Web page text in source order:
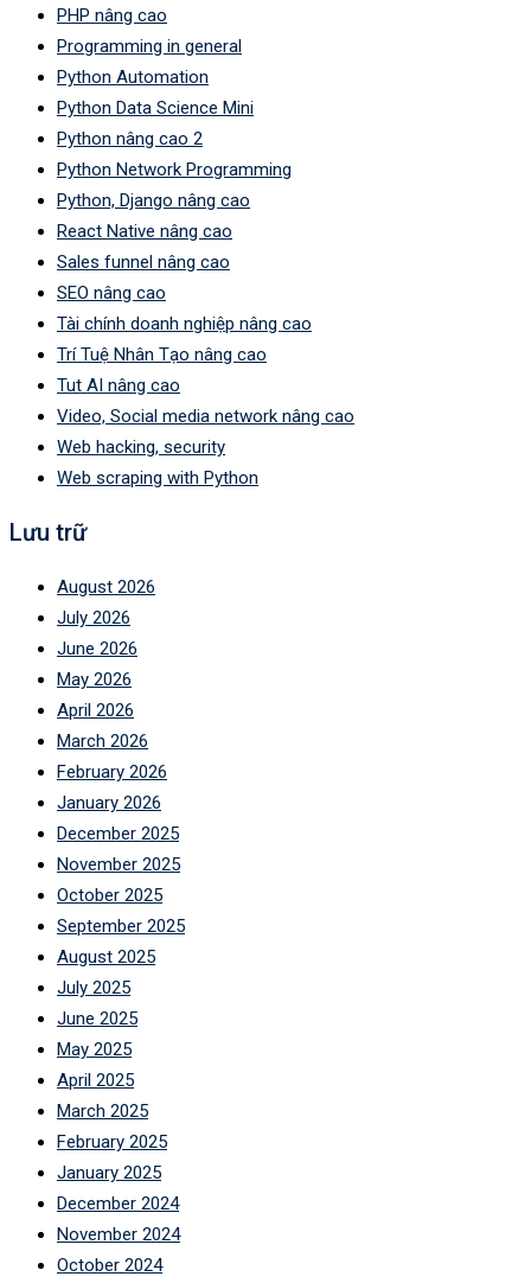
PHP nâng cao
Programming in general
Python Automation
Python Data Science Mini
Python nâng cao 2
Python Network Programming
Python, Django nâng cao
React Native nâng cao
Sales funnel nâng cao
SEO nâng cao
Tài chính doanh nghiệp nâng cao
Trí Tuệ Nhân Tạo nâng cao
Tut AI nâng cao
Video, Social media network nâng cao
Web hacking, security
Web scraping with Python
Lưu trữ
August 2026
July 2026
June 2026
May 2026
April 2026
March 2026
February 2026
January 2026
December 2025
November 2025
October 2025
September 2025
August 2025
July 2025
June 2025
May 2025
April 2025
March 2025
February 2025
January 2025
December 2024
November 2024
October 2024